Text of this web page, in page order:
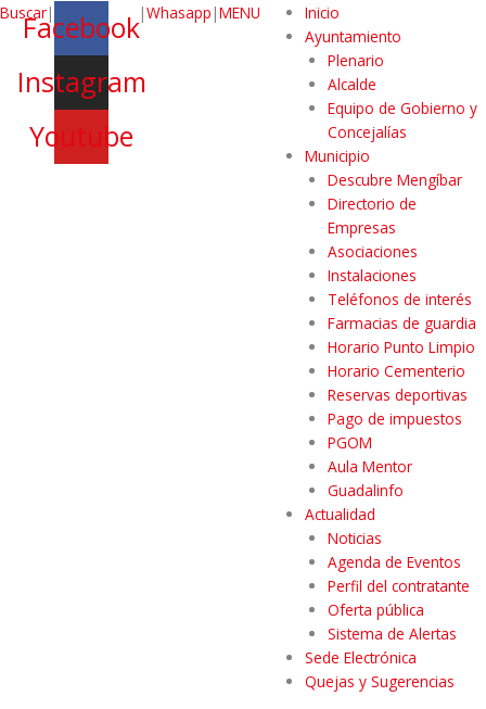
Buscar|
Facebook
Instagram
Youtube
|Whasapp |MENU
Inicio
Ayuntamiento
Plenario
Alcalde
Equipo de Gobierno y
Concejalías
Municipio
Descubre Mengíbar
Directorio de
Empresas
Asociaciones
Instalaciones
Teléfonos de interés
Farmacias de guardia
Horario Punto Limpio
Horario Cementerio
Reservas deportivas
Pago de impuestos
PGOM
Aula Mentor
Guadalinfo
Actualidad
Noticias
Agenda de Eventos
Perfil del contratante
Oferta pública
Sistema de Alertas
Sede Electrónica
Quejas y Sugerencias